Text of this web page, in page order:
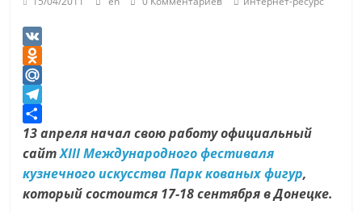
V
K
O
d
n
o
k
l
a
M
a
i
l
.
R
T
e
l
e
g
О
т
п
р
13 апреля начал свою работу официальный
сайтXIII Международного фестиваля
кузнечного искусства Парк кованых фигур,
который состоится 17-18 сентября в Донецке.